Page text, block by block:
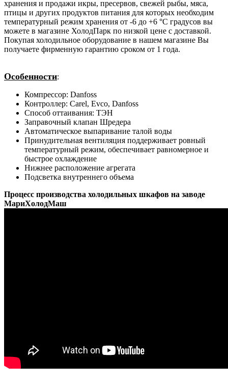
хранения и продажи икры, пресервов, свежей рыбы, мяса,
птицы и других продуктов питания для которых необходим
температурный режим хранения от -6 до +6 °C градусов вы
можете в магазине ХолодПарк по низкой цене с доставкой.
Покупая холодильное оборудование в нашем магазине Вы
получаете фирменную гарантию сроком от 1 года.
Особенности:
Компрессор: Danfoss
Контроллер: Carel, Evco, Danfoss
Способ оттаивания: ТЭН
Заправочный клапан Шредера
Автоматическое выпаривание талой воды
Принудительная вентиляция поддерживает ровный
температурный режим, обеспечивает равномерное и
быстрое охлаждение
Нижнее расположение агрегата
Подсветка внутреннего объема
Процесс производства холодильных шкафов на заводе
МариХолодМаш